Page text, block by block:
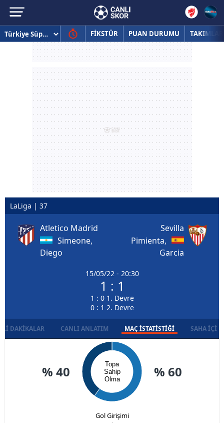
FİKSTÜR PUAN DURUMU TAKIMLAR
LaLiga | 37
Atletico Madrid
Simeone,
Diego
15/05/22 - 20:30
1 : 1
1 : 0 1. Devre
0 : 1 2. Devre
Sevilla
Pimienta,
Garcia
DAKIKALAR CANLI ANLATIM MAÇ İSTATISTIĞI SAHA İÇI
Topa
Sahip
Olma
% 40 % 60
Gol Girişimi